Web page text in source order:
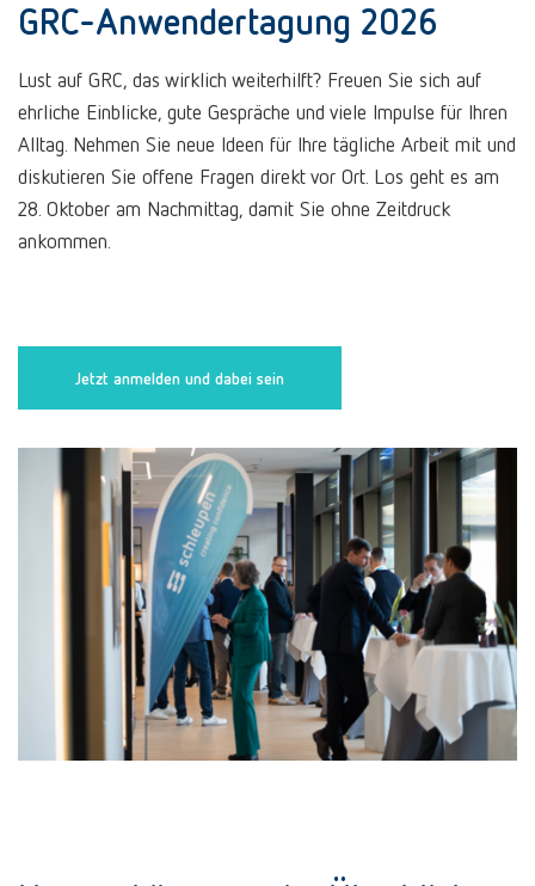
GRC-Anwendertagung 2026
Lust auf GRC, das wirklich weiterhilft? Freuen Sie sich auf
ehrliche Einblicke, gute Gespräche und viele Impulse für Ihren
Alltag. Nehmen Sie neue Ideen für Ihre tägliche Arbeit mit und
diskutieren Sie offene Fragen direkt vor Ort. Los geht es am
28. Oktober am Nachmittag, damit Sie ohne Zeitdruck
ankommen.
Jetzt anmelden und dabei sein